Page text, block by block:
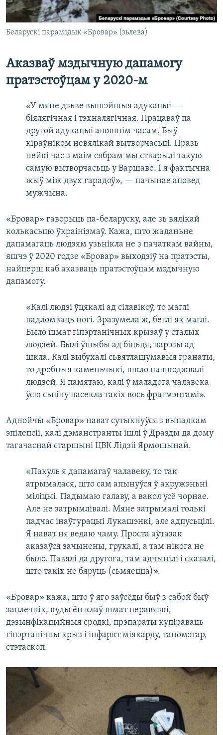
Беларускі парамэдык «Бровар» (зьлева)
Аказваў мэдычную дапамогу
пратэстоўцам у 2020-м
«У мяне дзьве вышэйшыя адукацыі —
біялягічная і тэхналягічная. Працаваў па
другой адукацыі апошнім часам. Быў
кіраўніком невялікай вытворчасьці. Празь
нейкі час з маім сябрам мы стварылі такую
самую вытворчасьць у Варшаве. І я фактычна
жыў між двух гарадоў», — пачынае аповед
мужчына.
«Бровар» гаворыць па-беларуску, але зь вялікай
колькасьцю ўкраінізмаў. Кажа, што жаданьне
дапамагаць людзям узьнікла не з пачаткам вайны,
яшчэ ў 2020 годзе «Бровар» выходзіў на пратэсты,
найперш каб аказваць пратэстоўцам мэдычную
дапамогу.
«Калі людзі ўцякалі ад сілавікоў, то маглі
падломваць ногі. Зразумела ж, беглі як маглі.
Было шмат гіпэртанічных крызаў у сталых
людзей. Былі ўшыбы ад біцьця, парэзы ад
шкла. Калі выбухалі сьвятлашумавыя гранаты,
то дробныя каменьчыкі, шкло пашкоджвалі
людзей. Я памятаю, калі ў маладога чалавека
ўсю сьпіну пасекла такіх вось фрагмэнтамі».
Аднойчы «Бровар» нават сутыкнуўся з выпадкам
эпілепсіі, калі дэманстранты ішлі ў Дразды да дому
тагачаснай старшыні ЦВК Лідзіі Ярмошынай.
«Пакуль я дапамагаў чалавеку, то так
атрымалася, што сам апынуўся ў акружэньні
міліцыі. Падымаю галаву, а вакол усё чорнае.
Але не затрымлівалі. Мяне затрымалі толькі
падчас інаўгурацыі Лукашэнкі, але адпусьцілі.
Я нават ня ведаю чаму. Проста аўтазак
аказаўся зачынены, грукалі, а там нікога не
было. Павялі да другога, там адчынілі і сказалі,
што такіх не бяруць (сьмяецца)».
«Бровар» кажа, што ў яго заўсёды быў з сабой быў
заплечнік, куды ён клаў шмат перавязкі,
дэзынфікацыйныя сродкі, прэпараты купіраваць
гіпэртанічны крыз і інфаркт міякарду, таномэтар,
стэтаскоп.